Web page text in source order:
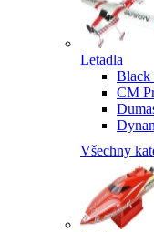
Letadla
Black
CM
Všechny